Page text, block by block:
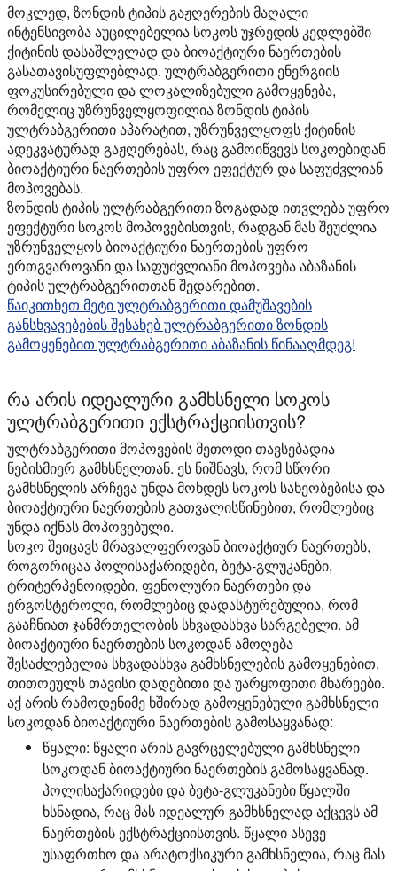
მოკლედ, ზონდის ტიპის გაჟღერების მაღალი
ინტენსივობა აუცილებელია სოკოს უჯრედის კედლებში
ქიტინის დასაშლელად და ბიოაქტიური ნაერთების
გასათავისუფლებლად. ულტრაბგერითი ენერგიის
ფოკუსირებული და ლოკალიზებული გამოყენება,
რომელიც უზრუნველყოფილია ზონდის ტიპის
ულტრაბგერითი აპარატით, უზრუნველყოფს ქიტინის
ადეკვატურად გაჟღერებას, რაც გამოიწვევს სოკოებიდან
ბიოაქტიური ნაერთების უფრო ეფექტურ და საფუძვლიან
მოპოვებას.
ზონდის ტიპის ულტრაბგერითი ზოგადად ითვლება უფრო
ეფექტური სოკოს მოპოვებისთვის, რადგან მას შეუძლია
უზრუნველყოს ბიოაქტიური ნაერთების უფრო
ერთგვაროვანი და საფუძვლიანი მოპოვება აბაზანის
ტიპის ულტრაბგერითთან შედარებით.
წაიკითხეთ მეტი ულტრაბგერითი დამუშავების
განსხვავებების შესახებ ულტრაბგერითი ზონდის
გამოყენებით ულტრაბგერითი აბაზანის წინააღმდეგ!
რა არის იდეალური გამხსნელი სოკოს
ულტრაბგერითი ექსტრაქციისთვის?
ულტრაბგერითი მოპოვების მეთოდი თავსებადია
ნებისმიერ გამხსნელთან. ეს ნიშნავს, რომ სწორი
გამხსნელის არჩევა უნდა მოხდეს სოკოს სახეობებისა და
ბიოაქტიური ნაერთების გათვალისწინებით, რომლებიც
უნდა იქნას მოპოვებული.
სოკო შეიცავს მრავალფეროვან ბიოაქტიურ ნაერთებს,
როგორიცაა პოლისაქარიდები, ბეტა-გლუკანები,
ტრიტერპენოიდები, ფენოლური ნაერთები და
ერგოსტეროლი, რომლებიც დადასტურებულია, რომ
გააჩნიათ ჯანმრთელობის სხვადასხვა სარგებელი. ამ
ბიოაქტიური ნაერთების სოკოდან ამოღება
შესაძლებელია სხვადასხვა გამხსნელების გამოყენებით,
თითოეულს თავისი დადებითი და უარყოფითი მხარეები.
აქ არის რამოდენიმე ხშირად გამოყენებული გამხსნელი
სოკოდან ბიოაქტიური ნაერთების გამოსაყვანად:
წყალი: წყალი არის გავრცელებული გამხსნელი
სოკოდან ბიოაქტიური ნაერთების გამოსაყვანად.
პოლისაქარიდები და ბეტა-გლუკანები წყალში
ხსნადია, რაც მას იდეალურ გამხსნელად აქცევს ამ
ნაერთების ექსტრაქციისთვის. წყალი ასევე
უსაფრთხო და არატოქსიკური გამხსნელია, რაც მას